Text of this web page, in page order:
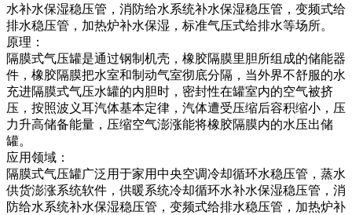
水补水保湿稳压管，消防给水系统补水保湿稳压管，变频式给
排水稳压管，加热炉补水保湿，标准气压式给排水等场所。
原理：
隔膜式气压罐是通过钢制机壳，橡胶隔膜里胆所组成的储能器
件，橡胶隔膜把水室和制动气室彻底分隔，当外界不舒服的水
充进隔膜式气压水罐的内胆时，密封性在罐室内的空气被挤
压，按照波义耳汽体基本定律，汽体遭受压缩后容积缩小，压
力升高储备能量，压缩空气澎涨能将橡胶隔膜内的水压出储
罐。
应用领域：
隔膜式气压罐广泛用于家用中央空调冷却循环水稳压管，蒸水
供货澎涨系统软件，供暖系统冷却循环水补水保湿稳压管，消
防给水系统补水保湿稳压管，变频式给排水稳压管，加热炉补